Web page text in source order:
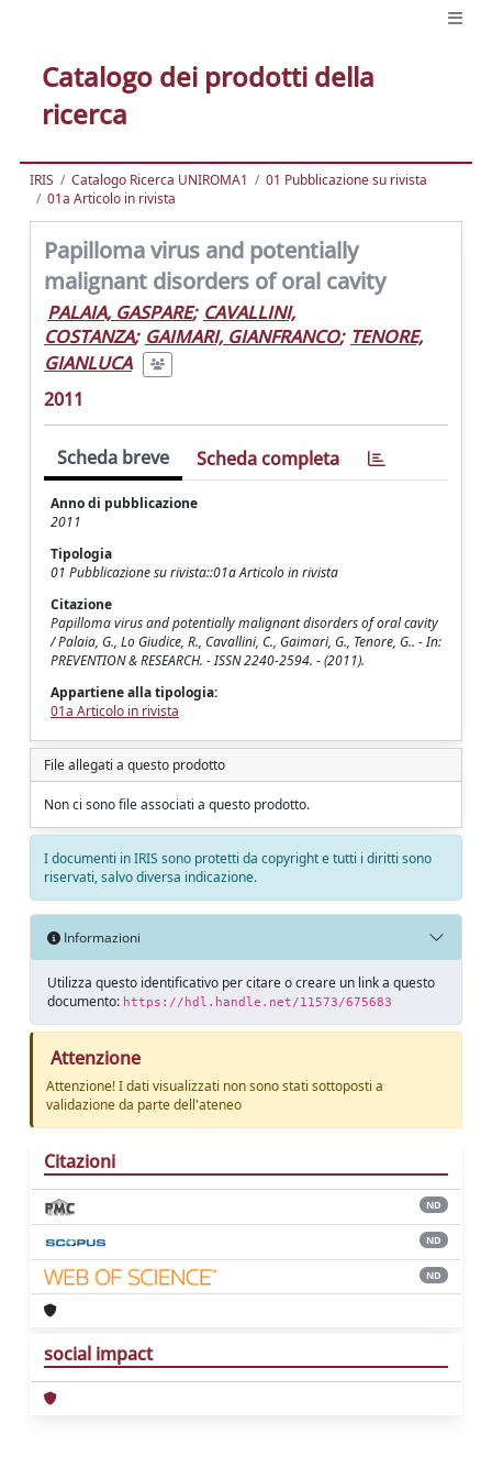
Catalogo dei prodotti della
ricerca
IRIS Catalogo Ricerca UNIROMA1
01 Pubblicazione su rivista
01a Articolo in rivista
Papilloma virus and potentially
malignant disorders of oral cavity
PALAIA, GASPARE; CAVALLINI,
COSTANZA; GAIMARI, GIANFRANCO; TENORE,
GIANLUCA
2011
Scheda breve Scheda completa
Anno di pubblicazione
2011
Tipologia
01 Pubblicazione su rivista::01a Articolo in rivista
Citazione
Papilloma virus and potentially malignant disorders of oral cavity
/ Palaia, G., Lo Giudice, R., Cavallini, C., Gaimari, G., Tenore, G.. - In:
PREVENTION & RESEARCH. - ISSN 2240-2594. - (2011).
Appartiene alla tipologia:
01a Articolo in rivista
File allegati a questo prodotto
Non ci sono file associati a questo prodotto.
I documenti in IRIS sono protetti da copyright e tutti i diritti sono
riservati, salvo diversa indicazione.
Informazioni
Utilizza questo identificativo per citare o creare un link a questo
documento: https://hdl.handle.net/11573/675683
Attenzione
Attenzione! I dati visualizzati non sono stati sottoposti a
validazione da parte dell'ateneo
Citazioni
ND
ND
ND
social impact